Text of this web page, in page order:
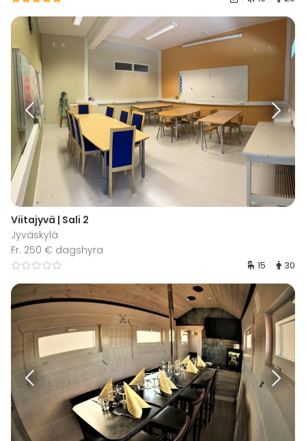
Viitajyvä | Sali 2
Jyväskylä
Fr. 250 € dagshyra
15 30